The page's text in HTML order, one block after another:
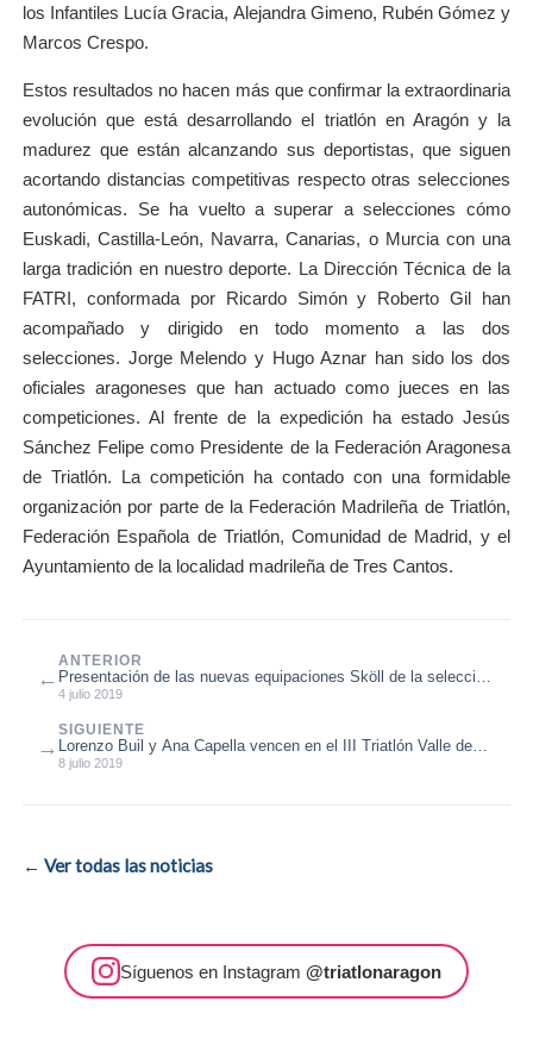
los Infantiles Lucía Gracia, Alejandra Gimeno, Rubén Gómez y
Marcos Crespo.
Estos resultados no hacen más que confirmar la extraordinaria
evolución que está desarrollando el triatlón en Aragón y la
madurez que están alcanzando sus deportistas, que siguen
acortando distancias competitivas respecto otras selecciones
autonómicas. Se ha vuelto a superar a selecciones cómo
Euskadi, Castilla-León, Navarra, Canarias, o Murcia con una
larga tradición en nuestro deporte. La Dirección Técnica de la
FATRI, conformada por Ricardo Simón y Roberto Gil han
acompañado y dirigido en todo momento a las dos
selecciones. Jorge Melendo y Hugo Aznar han sido los dos
oficiales aragoneses que han actuado como jueces en las
competiciones. Al frente de la expedición ha estado Jesús
Sánchez Felipe como Presidente de la Federación Aragonesa
de Triatlón. La competición ha contado con una formidable
organización por parte de la Federación Madrileña de Triatlón,
Federación Española de Triatlón, Comunidad de Madrid, y el
Ayuntamiento de la localidad madrileña de Tres Cantos.
←
ANTERIOR
Presentación de las nuevas equipaciones Sköll de la selección
aragonesa de triat...
4 julio 2019
SIGUIENTE
Lorenzo Buil y Ana Capella vencen en el III Triatlón Valle de
Tena
8 julio 2019
→
← Ver todas las noticias
Síguenos en Instagram @triatlonaragon